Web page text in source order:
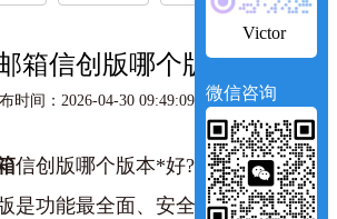
箱信创版哪个版本*好?‌
间：2026-04-30 09:49:09 访问量：204
信创版哪个版本*好?‌网易企业邮箱
是功能最全面、安全性最高的版
Victor
微信咨询